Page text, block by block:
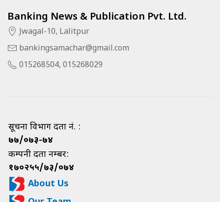
Banking News & Publication Pvt. Ltd.
Jwagal-10, Lalitpur
bankingsamachar@gmail.com
015268504, 015268029
सूचना विभाग दर्ता नं. :
७७/०७३-७४
कम्पनी दर्ता नम्बर:
१७०२५५/७३/०७४
About Us